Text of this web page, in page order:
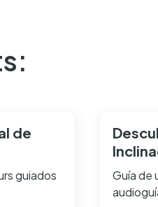
de
guiados
Guía de